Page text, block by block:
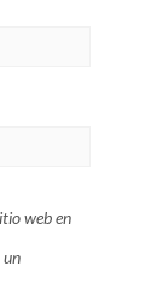
web en
un